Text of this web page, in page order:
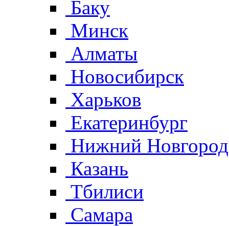
Баку
Минск
Алматы
Новосибирск
Харьков
Екатеринбург
Нижний Новгород
Казань
Тбилиси
Самара